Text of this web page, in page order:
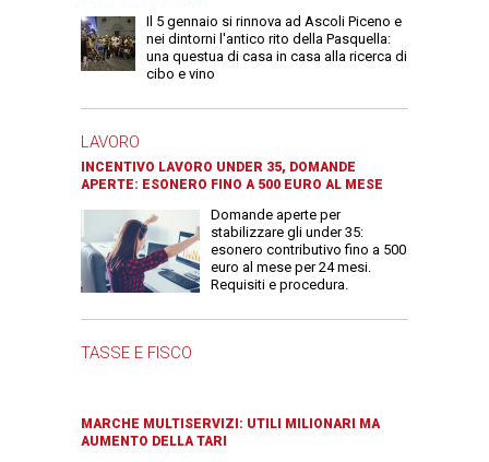
Il 5 gennaio si rinnova ad Ascoli Piceno e
nei dintorni l'antico rito della Pasquella:
una questua di casa in casa alla ricerca di
cibo e vino
LAVORO
INCENTIVO LAVORO UNDER 35, DOMANDE
APERTE: ESONERO FINO A 500 EURO AL MESE
Domande aperte per
stabilizzare gli under 35:
esonero contributivo fino a 500
euro al mese per 24 mesi.
Requisiti e procedura.
TASSE E FISCO
MARCHE MULTISERVIZI: UTILI MILIONARI MA
AUMENTO DELLA TARI